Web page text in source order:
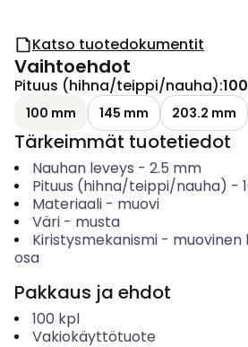
Katso tuotedokumentit
Vaihtoehdot
Pituus (hihna/teippi/nauha):
100 mm 145 mm 203.2 mm
Tärkeimmät tuotetiedot
Nauhan leveys - 2.5 mm
Pituus (hihna/teippi/nauha) -
Materiaali- muovi
Väri- musta
Kiristysmekanismi- muovinen
osa
Pakkaus ja ehdot
100 kpl
Vakiokäyttötuote